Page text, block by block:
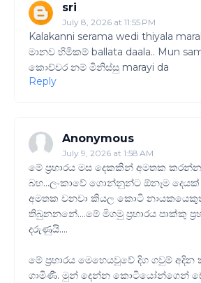
sri
July 8, 2026 at 11:55 PM
Kalakanni serama wedi thiyala
මානව හිමිකම් ballata daala.. Mun
කොච්චර නම් මිනිස්සු marayi da
Reply
Anonymous
July 9, 2026 at 1:58 AM
මේ ප්‍රහාරය මස දෙකකින් අමතක
බහ...ලංකාවේ ගොන්නුන්ට ඕනෑම
අමතක වනවා කියල කොටි
තිබුනනනේ....මේ මිගමු ප්‍රහාරය පාක්කු
දරුණුයි....
මේ ප්‍රහාරය මෙහෙයවූවේ දිග ගවුම්
ගාමිණී. මුන් දෙන්න කොටියෝන්ගෙන්